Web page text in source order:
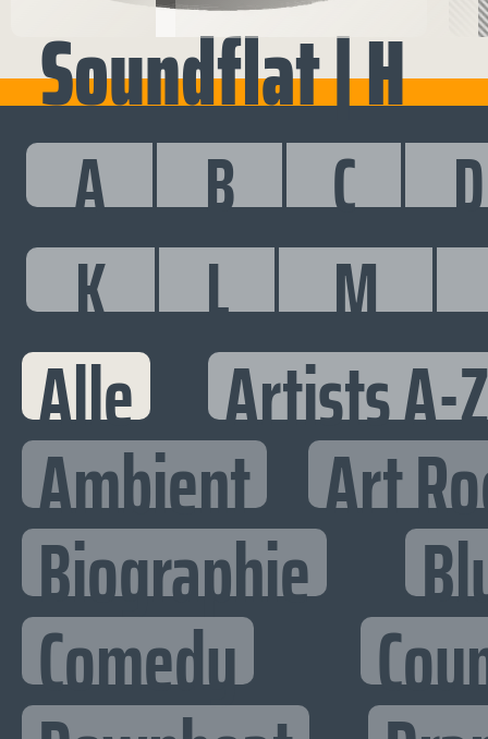
Soundflat | H
A B C
D
K
L M
Alle Artists A-Z
Ambient Art
Biographie
Comedy